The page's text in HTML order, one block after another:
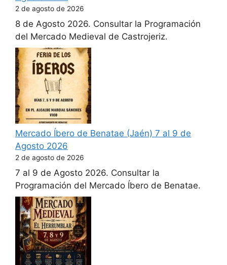
2 de agosto de 2026
8 de Agosto 2026. Consultar la Programación
del Mercado Medieval de Castrojeriz.
Mercado Íbero de Benatae (Jaén) 7 al 9 de
Agosto 2026
2 de agosto de 2026
7 al 9 de Agosto 2026. Consultar la
Programación del Mercado Íbero de Benatae.